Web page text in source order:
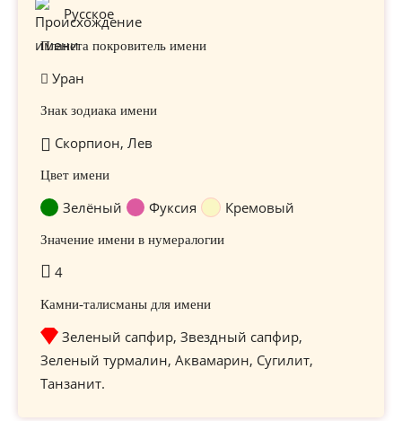
Русское
Планета покровитель имени
Уран
Знак зодиака имени
Скорпион, Лев
Цвет имени
Зелёный Фуксия Кремовый
Значение имени в нумералогии
4
Камни-талисманы для имени
Зеленый сапфир, Звездный сапфир,
Зеленый турмалин, Аквамарин, Сугилит,
Танзанит.